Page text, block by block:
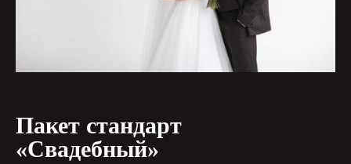
Пакет стандарт
«Свадебный»